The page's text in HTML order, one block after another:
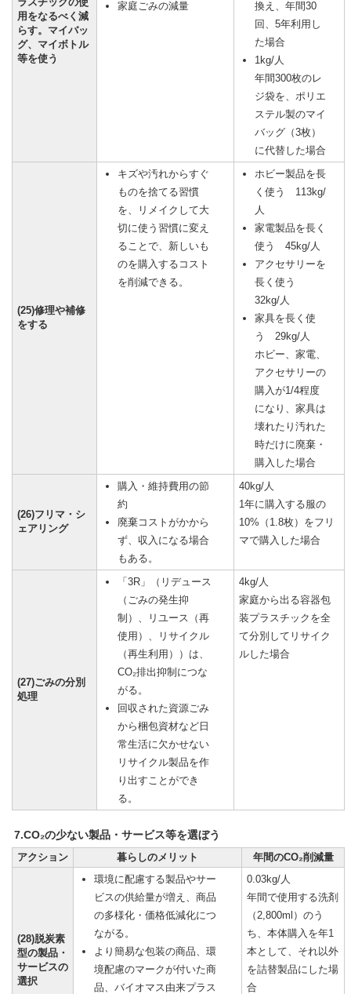
用をなるべく減
らす。マイバッ
グ、マイボトル
等を使う
家庭ごみの減量
換え、年間30
回、5年利用し
た場合
1kg/人
年間300枚のレ
ジ袋を、ポリエ
ステル製のマイ
バッグ（3枚）
に代替した場合
(25)修理や補修
をする
キズや汚れからすぐ
ものを捨てる習慣
を、リメイクして大
切に使う習慣に変え
ることで、新しいも
のを購入するコスト
を削減できる。
ホビー製品を長
く使う 113kg/
人
家電製品を長く
使う 45kg/人
アクセサリーを
長く使う
32kg/人
家具を長く使
う 29kg/人
ホビー、家電、
アクセサリーの
購入が1/4程度
になり、家具は
壊れたり汚れた
時だけに廃棄・
購入した場合
(26)フリマ・シ
ェアリング
購入・維持費用の節
約
廃棄コストがかから
ず、収入になる場合
もある。
40kg/人
1年に購入する服の
10%（1.8枚）をフリ
マで購入した場合
(27)ごみの分別
処理
「3R」（リデュース
（ごみの発生抑
制）、リユース（再
使用）、リサイクル
（再生利用））は、
CO₂排出抑制につな
がる。
回収された資源ごみ
から梱包資材など日
常生活に欠かせない
リサイクル製品を作
り出すことができ
る。
4kg/人
家庭から出る容器包
装プラスチックを全
て分別してリサイク
ルした場合
7.CO₂の少ない製品・サービス等を選ぼう
アクション
暮らしのメリット 年間のCO₂削減量
(28)脱炭素
型の製品・
サービスの
選択
環境に配慮する製品やサー
ビスの供給量が増え、商品
の多様化・価格低減化につ
ながる。
より簡易な包装の商品、環
境配慮のマークが付いた商
品、バイオマス由来プラス
0.03kg/人
年間で使用する洗剤
（2,800ml）のう
ち、本体購入を年1
本として、それ以外
を詰替製品にした場
合